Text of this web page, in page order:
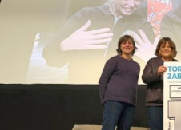
Por tercer año
equipos deportivos, de
invitándoles a que los y
técnico… luzcan un
partidos y competiciones